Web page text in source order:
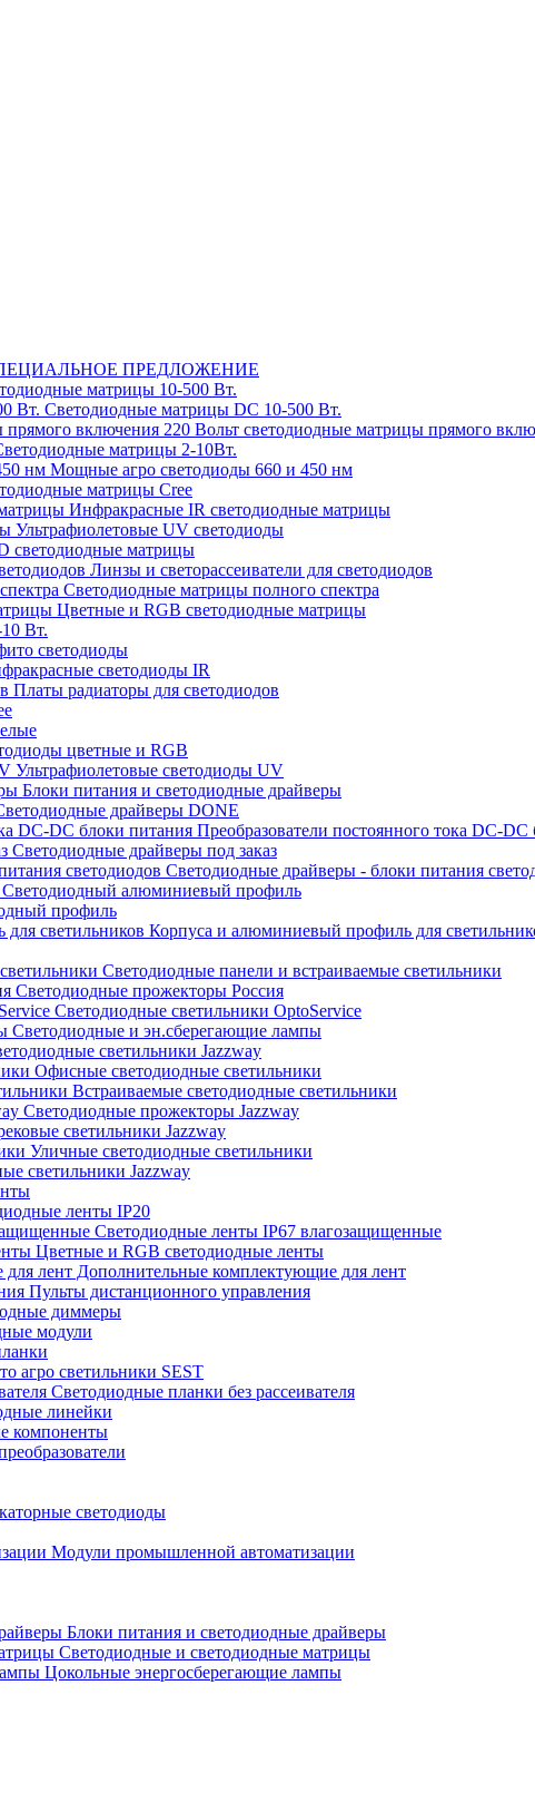
ПРЕДЛОЖЕНИЕ
матрицы 10-500 Вт.
Светодиодные матрицы DC 10-500 Вт.
220 Вольт cветодиодные матрицы прямого
матрицы 2-10Вт.
Мощные агро светодиоды 660 и 450 нм
матрицы Cree
Инфракрасные IR светодиодные матрицы
Ультрафиолетовые UV светодиоды
светодиодные матрицы
Линзы и светорассеиватели для светодиодов
Светодиодные матрицы полного спектра
Цветные и RGB светодиодные матрицы
Вт.
светодиоды
светодиоды IR
Платы радиаторы для светодиодов
цветные и RGB
Ультрафиолетовые светодиоды UV
Блоки питания и светодиодные драйверы
драйверы DONE
Преобразователи постоянного тока DC-
Светодиодные драйверы под заказ
Светодиодные драйверы - блоки питания
Светодиодный алюминиевый профиль
профиль
Корпуса и алюминиевый профиль для
Светодиодные панели и встраиваемые светильники
Светодиодные прожекторы Россия
Светодиодные светильники OptoService
Светодиодные и эн.сберегающие лампы
светильники Jazzway
Офисные светодиодные светильники
Встраиваемые светодиодные светильники
Светодиодные прожекторы Jazzway
светильники Jazzway
Уличные светодиодные светильники
светильники Jazzway
ленты IP20
Светодиодные ленты IP67 влагозащищенные
Цветные и RGB светодиодные ленты
Дополнительные комплектующие для лент
Пульты дистанционного управления
диммеры
модули
агро светильники SEST
Светодиодные планки без рассеивателя
линейки
компоненты
светодиоды
Модули промышленной автоматизации
Блоки питания и светодиодные драйверы
Светодиодные и светодиодные матрицы
Цокольные энергосберегающие лампы